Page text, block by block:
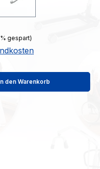
gespart)
den Warenkorb